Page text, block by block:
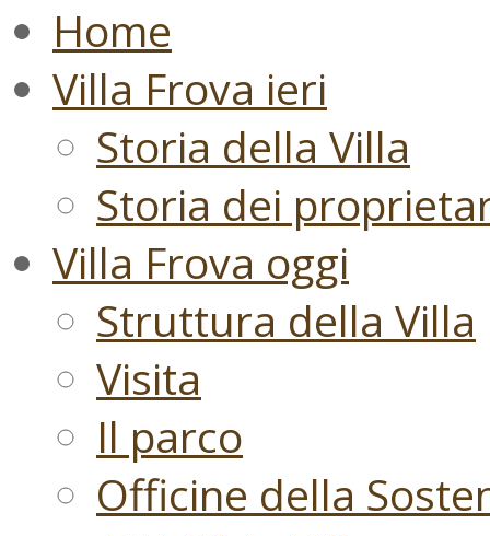
Home
Villa Frova ieri
Storia della Villa
Storia dei
Villa Frova oggi
Struttura della Villa
Visita
Il parco
Officine della